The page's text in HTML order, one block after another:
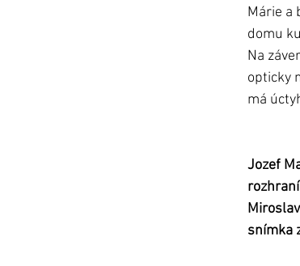
Márie a
domu
Na
opticky
má
Jozef
snímka